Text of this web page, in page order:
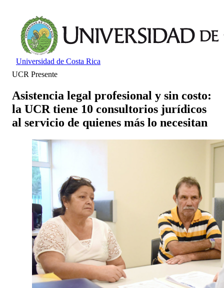
Universidad de Costa Rica
UCR Presente
Asistencia legal profesional y sin costo:
la UCR tiene 10 consultorios jurídicos
al servicio de quienes más lo necesitan